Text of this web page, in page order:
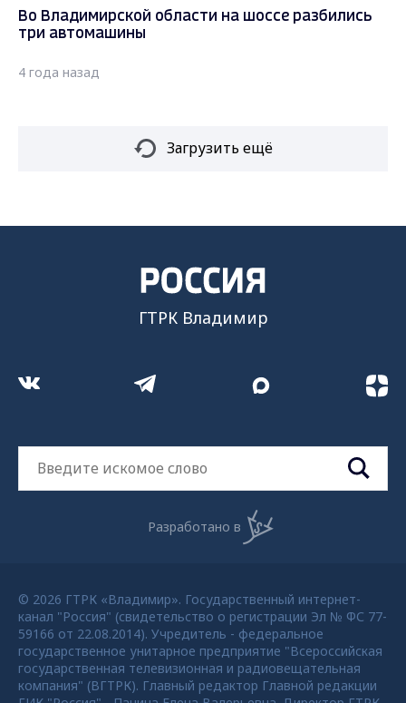
Во Владимирской области на шоссе разбились
три автомашины
4 года назад
Загрузить ещё
ГТРК Владимир
Разработано в
© 2026 ГТРК «Владимир». Государственный интернет-
канал "Россия" (свидетельство о регистрации Эл № ФС 77-
59166 от 22.08.2014). Учредитель - федеральное
государственное унитарное предприятие "Всероссийская
государственная телевизионная и радиовещательная
компания" (ВГТРК). Главный редактор Главной редакции